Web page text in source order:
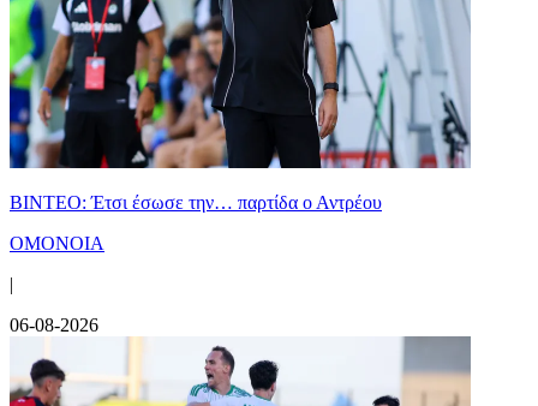
ΒΙΝΤΕΟ: Έτσι έσωσε την… παρτίδα ο Αντρέου
ΟΜΟΝΟΙΑ
|
06-08-2026